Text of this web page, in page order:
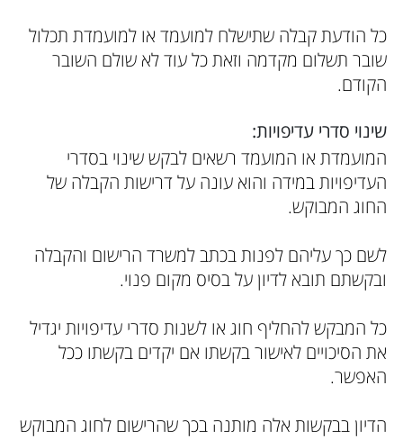
כל הודעת קבלה שתישלח למועמד או למועמדת תכלול
שובר תשלום מקדמה וזאת כל עוד לא שולם השובר
הקודם.
שינוי סדרי עדיפויות:
המועמדת או המועמד רשאים לבקש שינוי בסדרי
העדיפויות במידה והוא עונה על דרישות הקבלה של
החוג המבוקש.
לשם כך עליהם לפנות בכתב למשרד הרישום והקבלה
ובקשתם תובא לדיון על בסיס מקום פנוי.
כל המבקש להחליף חוג או לשנות סדרי עדיפויות יגדיל
את הסיכויים לאישור בקשתו אם יקדים בקשתו ככל
האפשר.
הדיון בבקשות אלה מותנה בכך שהרישום לחוג המבוקש